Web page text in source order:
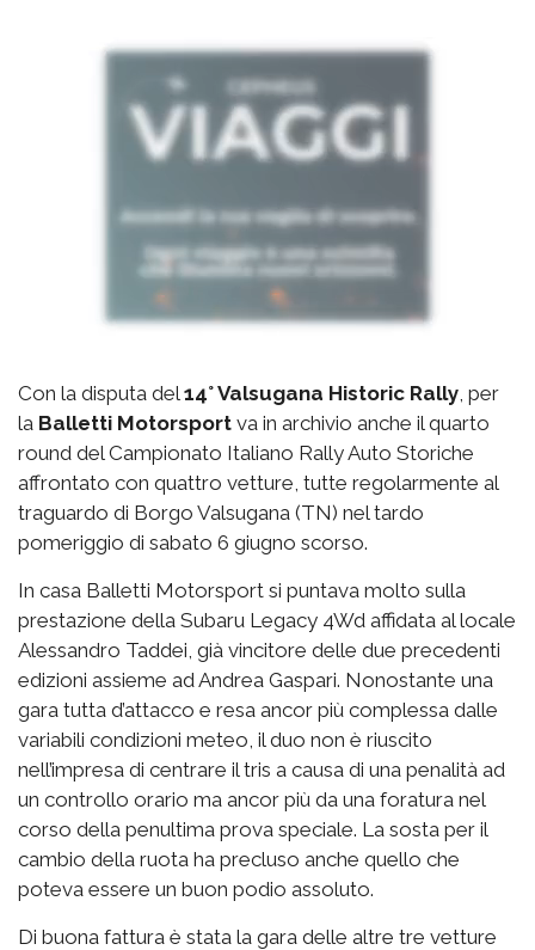
Con la disputa del 14° Valsugana Historic Rally , per
la Balletti Motorsport va in archivio anche il quarto
round del Campionato Italiano Rally Auto Storiche
affrontato con quattro vetture, tutte regolarmente al
traguardo di Borgo Valsugana (TN) nel tardo
pomeriggio di sabato 6 giugno scorso.
In casa Balletti Motorsport si puntava molto sulla
prestazione della Subaru Legacy 4Wd affidata al locale
Alessandro Taddei, già vincitore delle due precedenti
edizioni assieme ad Andrea Gaspari. Nonostante una
gara tutta d’attacco e resa ancor più complessa dalle
variabili condizioni meteo, il duo non è riuscito
nell’impresa di centrare il tris a causa di una penalità ad
un controllo orario ma ancor più da una foratura nel
corso della penultima prova speciale. La sosta per il
cambio della ruota ha precluso anche quello che
poteva essere un buon podio assoluto.
Di buona fattura è stata la gara delle altre tre vetture